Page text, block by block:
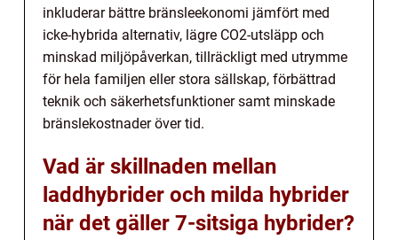
inkluderar bättre bränsleekonomi jämfört med
icke-hybrida alternativ, lägre CO2-utsläpp och
minskad miljöpåverkan, tillräckligt med utrymme
för hela familjen eller stora sällskap, förbättrad
teknik och säkerhetsfunktioner samt minskade
bränslekostnader över tid.
Vad är skillnaden mellan
laddhybrider och milda hybrider
när det gäller 7-sitsiga hybrider?